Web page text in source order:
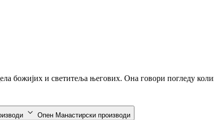
божијих и светитеља његових. Она говори погледу
Опен Манастирски производи